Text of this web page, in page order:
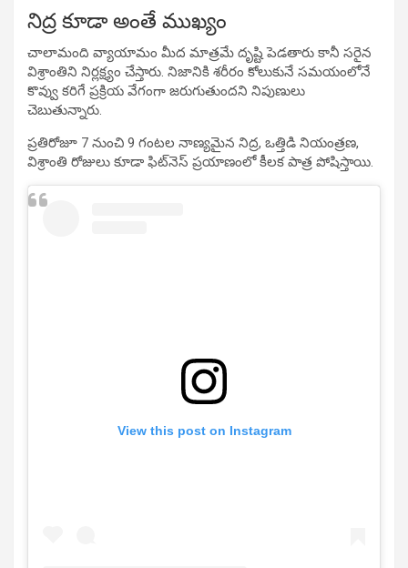
నిద్ర కూడా అంతే ముఖ్యం
చాలామంది వ్యాయామం మీద మాత్రమే దృష్టి పెడతారు కానీ సరైన
విశ్రాంతిని నిర్లక్ష్యం చేస్తారు. నిజానికి శరీరం కోలుకునే సమయంలోనే
కొవ్వు కరిగే ప్రక్రియ వేగంగా జరుగుతుందని నిపుణులు
చెబుతున్నారు.
ప్రతిరోజూ 7 నుంచి 9 గంటల నాణ్యమైన నిద్ర, ఒత్తిడి నియంత్రణ,
విశ్రాంతి రోజులు కూడా ఫిట్‌నెస్ ప్రయాణంలో కీలక పాత్ర పోషిస్తాయి.
View this post on Instagram